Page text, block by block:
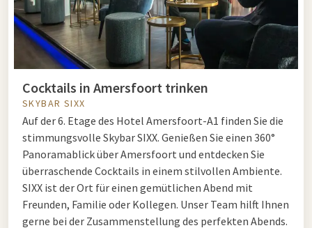
Cocktails in Amersfoort trinken
SKYBAR SIXX
Auf der 6. Etage des Hotel Amersfoort-A1 finden Sie die
stimmungsvolle Skybar SIXX. Genießen Sie einen 360°
Panoramablick über Amersfoort und entdecken Sie
überraschende Cocktails in einem stilvollen Ambiente.
SIXX ist der Ort für einen gemütlichen Abend mit
Freunden, Familie oder Kollegen. Unser Team hilft Ihnen
gerne bei der Zusammenstellung des perfekten Abends.